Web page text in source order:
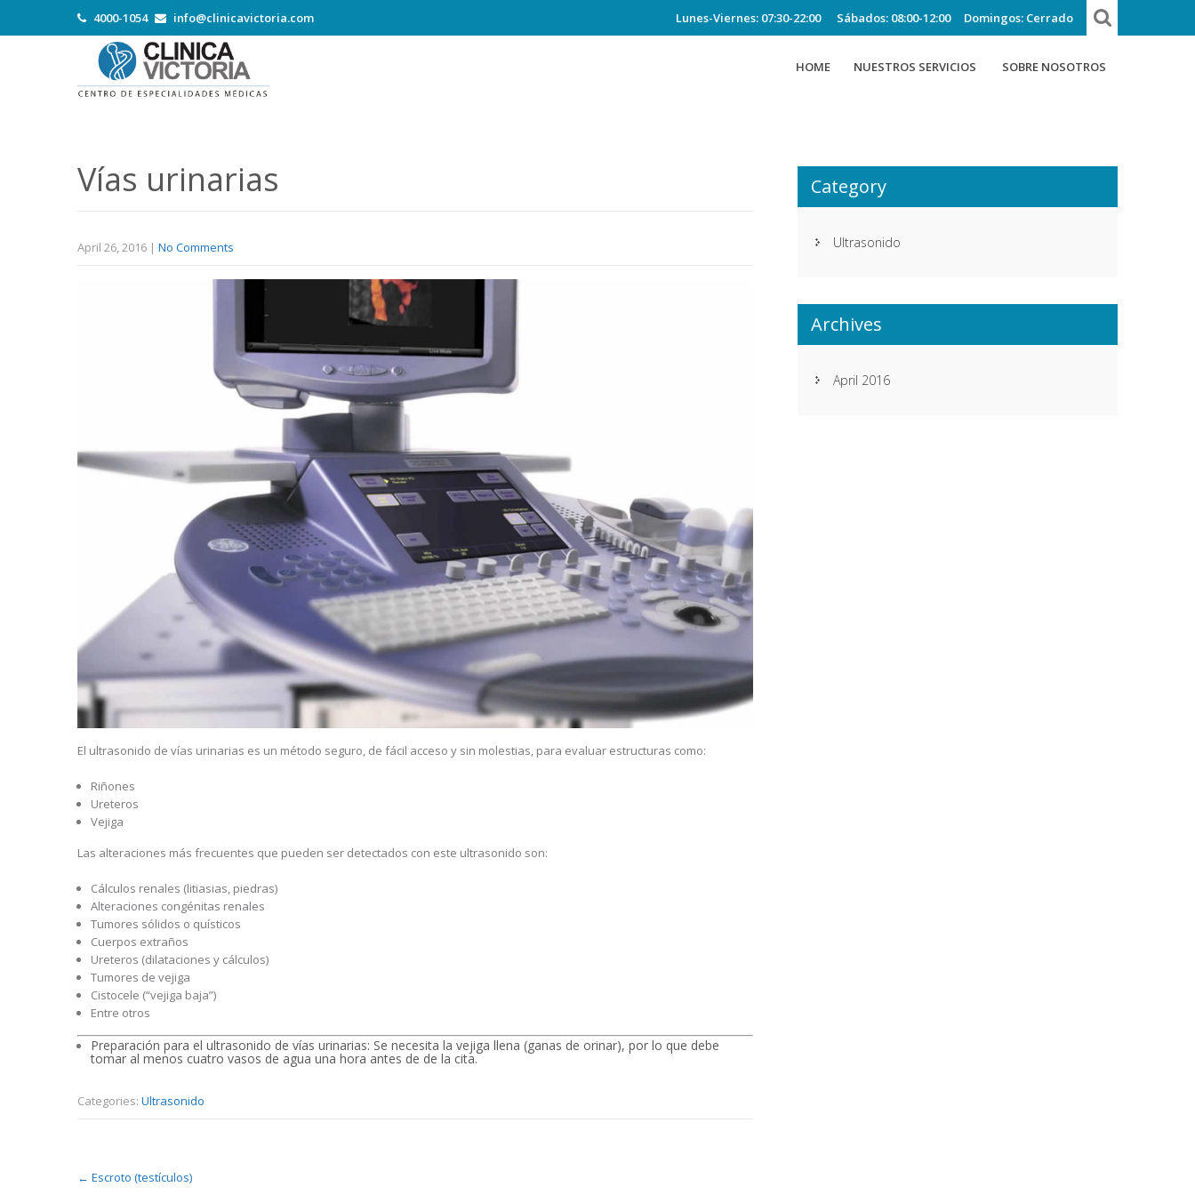
4000-1054 info@clinicavictoria.com Lunes-Viernes: 07:30-22:00 Sábados: 08:00-12:00 Domingos: Cerrado
HOME NUESTROS SERVICIOS SOBRE NOSOTROS
Vías urinarias
April 26, 2016 | No Comments
El ultrasonido de vías urinarias es un método seguro, de fácil acceso y sin molestias, para evaluar estructuras como:
Riñones
Ureteros
Vejiga
Las alteraciones más frecuentes que pueden ser detectados con este ultrasonido son:
Cálculos renales (litiasias, piedras)
Alteraciones congénitas renales
Tumores sólidos o quísticos
Cuerpos extraños
Ureteros (dilataciones y cálculos)
Tumores de vejiga
Cistocele (“vejiga baja”)
Entre otros
Preparación para el ultrasonido de vías urinarias: Se necesita la vejiga llena (ganas de orinar), por lo que debe
tomar al menos cuatro vasos de agua una hora antes de de la cita.
Categories: Ultrasonido
Post
← Escroto (testículos)
Category
Ultrasonido
Archives
April 2016